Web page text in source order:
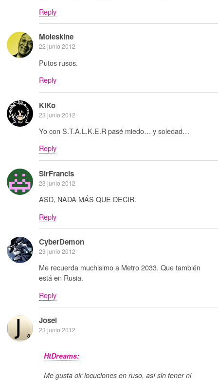
Reply
Moleskine
22 junio 2012
Putos rusos.
Reply
KiKo
23 junio 2012
Yo con S.T.A.L.K.E.R pasé miedo… y soledad…
Reply
SirFrancis
23 junio 2012
ASD, NADA MÁS QUE DECIR.
Reply
CyberDemon
23 junio 2012
Me recuerda muchisimo a Metro 2033. Que también
está en Rusia.
Reply
Josei
23 junio 2012
HtDreams:
Me gusta oir locuciones en ruso, así sin tener ni